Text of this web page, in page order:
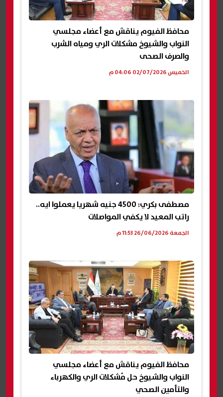
محافظ الفيوم يناقش مع أعضاء مجلسي
النواب والشيوخ مشكلات الري ومياه الشرب
والصرف الصحى
الخميس 02/07/2026 04:06 م
مصطفى بكري: 4500 جنيه شهريا يعملوا ايه..
راتب المعيد لا يكفي المواصلات
الجمعة 26/06/2026 11:53 م
محافظ الفيوم يناقش مع أعضاء مجلسي
النواب والشيوخ حل مُشكلات الري والكهرباء
والتأمين الصحي